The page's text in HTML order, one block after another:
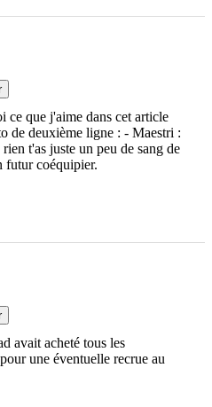
ce que j'aime dans cet article
de deuxième ligne : - Maestri :
t'as juste un peu de sang de
futur coéquipier.
avait acheté tous les
une éventuelle recrue au